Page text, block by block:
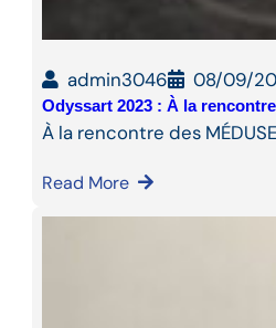
admin3046 08/09/
Odyssart 2023 : À la
À la rencontre des
Read More